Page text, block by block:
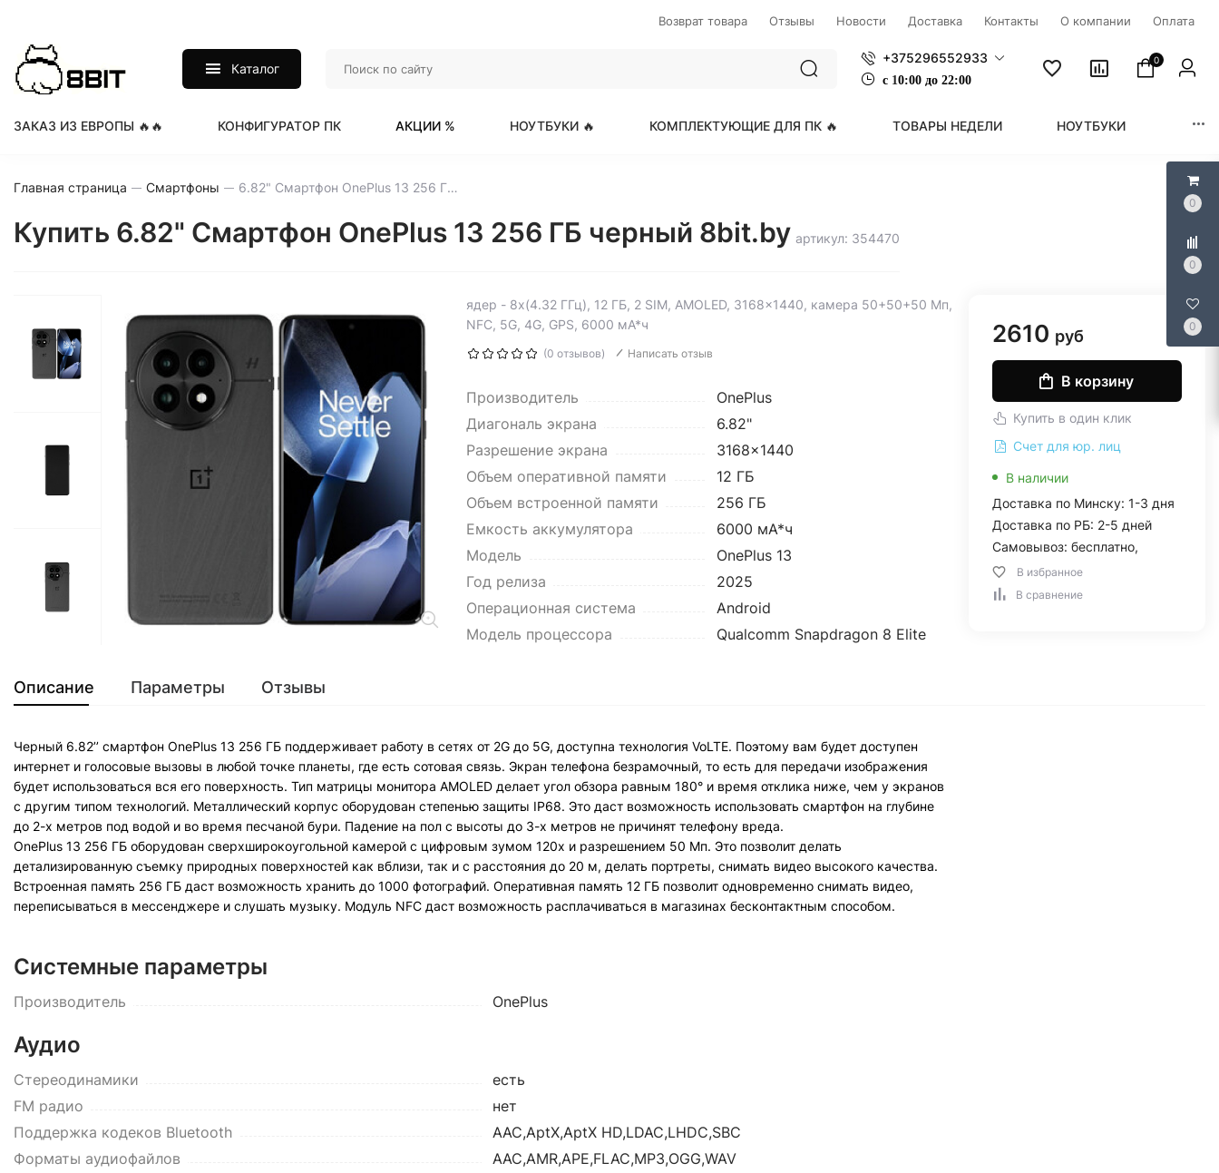
0
0
0
Возврат товара Отзывы Новости Доставка Контакты О компании Оплата
Каталог
+375296552933
с 1 0:00 до 22:00
0
ЗАКАЗ ИЗ ЕВРОПЫ 🔥🔥 КОНФИГУРАТОР ПК АКЦИИ % НОУТБУКИ 🔥 КОМПЛЕКТУЮЩИЕ ДЛЯ ПК 🔥 ТОВАРЫ НЕДЕЛИ НОУТБУКИ
Главная страница Смартфоны 6.82" Смартфон OnePlus 13 256 ГБ черный
Купить 6.82" Смартфон OnePlus 13 256 ГБ черный 8bit.by артикул: 354470
ядер - 8x(4.32 ГГц), 12 ГБ, 2 SIM, AMOLED, 3168x1440, камера 50+50+50 Мп,
NFC, 5G, 4G, GPS, 6000 мА*ч
(0 отзывов) Написать отзыв
Производитель
OnePlus
Диагональ экрана
6.82"
Разрешение экрана
3168x1440
Объем оперативной памяти
12 ГБ
Объем встроенной памяти
256 ГБ
Емкость аккумулятора
6000 мА*ч
Модель
OnePlus 13
Год релиза
2025
Операционная система
Android
Модель процессора
Qualcomm Snapdragon 8 Elite
2610 руб
В корзину
Купить в один клик
Счет для юр. лиц
В наличии
Доставка по Минску: 1-3 дня
Доставка по РБ: 2-5 дней
Самовывоз: бесплатно,
В избранное
В сравнение
Описание Параметры Отзывы
Черный 6.82’’ смартфон OnePlus 13 256 ГБ поддерживает работу в сетях от 2G до 5G, доступна технология VoLTE. Поэтому вам будет доступен
интернет и голосовые вызовы в любой точке планеты, где есть сотовая связь. Экран телефона безрамочный, то есть для передачи изображения
будет использоваться вся его поверхность. Тип матрицы монитора AMOLED делает угол обзора равным 180° и время отклика ниже, чем у экранов
с другим типом технологий. Металлический корпус оборудован степенью защиты IP68. Это даст возможность использовать смартфон на глубине
до 2-х метров под водой и во время песчаной бури. Падение на пол с высоты до 3-х метров не причинят телефону вреда.
OnePlus 13 256 ГБ оборудован сверхширокоугольной камерой с цифровым зумом 120х и разрешением 50 Мп. Это позволит делать
детализированную съемку природных поверхностей как вблизи, так и с расстояния до 20 м, делать портреты, снимать видео высокого качества.
Встроенная память 256 ГБ даст возможность хранить до 1000 фотографий. Оперативная память 12 ГБ позволит одновременно снимать видео,
переписываться в мессенджере и слушать музыку. Модуль NFC даст возможность расплачиваться в магазинах бесконтактным способом.
Системные параметры
Производитель OnePlus
Аудио
Стереодинамики
есть
FM радио
нет
Поддержка кодеков Bluetooth
AAC,AptX,AptX HD,LDAC,LHDC,SBC
Форматы аудиофайлов
AAC,AMR,APE,FLAC,MP3,OGG,WAV